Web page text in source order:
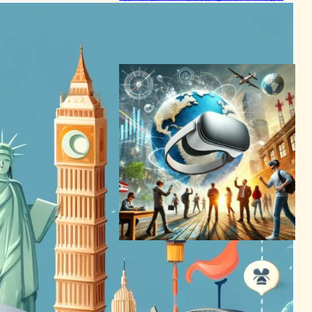
Apple Vision Pro、世界各国
で販売開始！価格と市場の課
題に直面
VR/ARニュース